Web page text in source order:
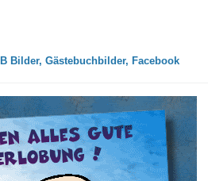
Bilder, Gästebuchbilder, Facebook